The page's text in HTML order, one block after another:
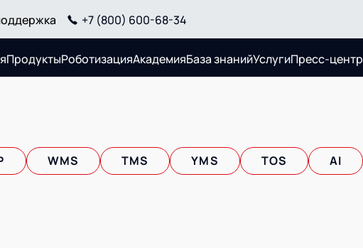
+7 (800) 600-68-34
ПродуктыРоботизацияАкадемияБаза знанийУслугиПресс-центр
Управление цепями поставок
Управление складами
Логистический консалтинг
Автоматизация процессов
WMS TMS YMS TOS AI